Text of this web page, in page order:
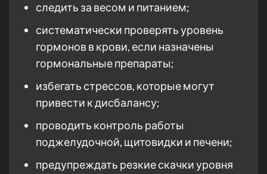
следить за весом и питанием;
систематически проверять уровень
гормонов в крови, если назначены
гормональные препараты;
избегать стрессов, которые могут
привести к дисбалансу;
проводить контроль работы
поджелудочной, щитовидки и печени;
предупреждать резкие скачки уровня